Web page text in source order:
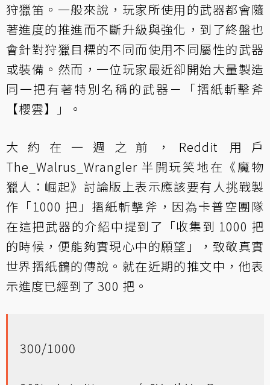
狩獵笛。一般來說，玩家所使用的武器都會隨
著進度的推進而不斷升級與強化，到了終盤也
會針對狩獵目標的不同而使用不同屬性的武器
或裝備。然而，一位玩家最近卻開始大量製造
同一把有著特別名稱的武器－「摺紙斬擊斧
【櫻雲】」。
大約在一週之前，Reddit 用戶
The_Walrus_Wrangler 半開玩笑地在《魔物
獵人：崛起》討論版上表示應該要有人挑戰製
作「1000 把」摺紙斬擊斧，因為卡普空團隊
在這把武器的介紹中提到了「收集到 1000 把
的時候，便能夠實現心中的願望」，致敬真實
世界摺紙鶴的傳說。就在近期的推文中，他表
示進度已經到了 300 把。
300/1000